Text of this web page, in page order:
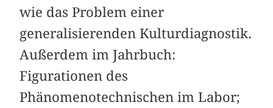
wie das Problem einer
generalisierenden Kulturdiagnostik.
Außerdem im Jahrbuch:
Figurationen des
Phänomenotechnischen im Labor;